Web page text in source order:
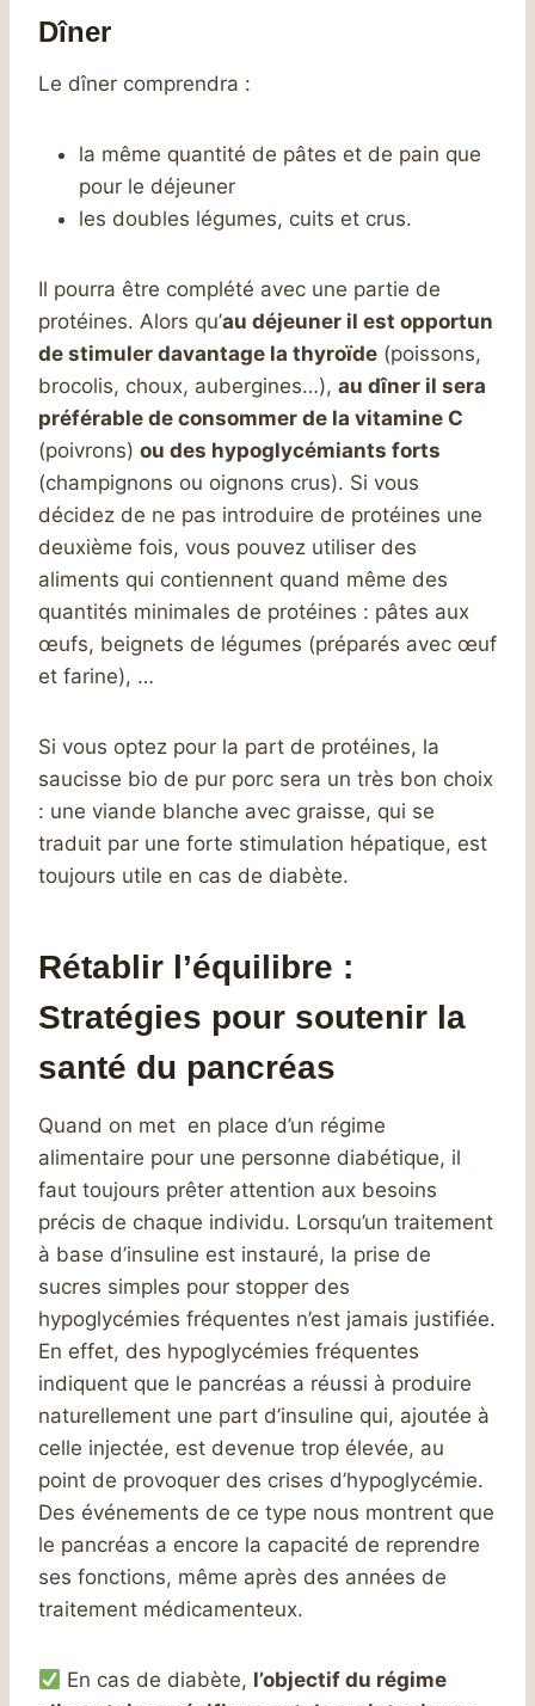
Dîner
Le dîner comprendra :
la même quantité de pâtes et de pain que
pour le déjeuner
les doubles légumes, cuits et crus.
Il pourra être complété avec une partie de
protéines. Alors qu’au déjeuner il est opportun
de stimuler davantage la thyroïde (poissons,
brocolis, choux, aubergines…), au dîner il sera
préférable de consommer de la vitamine C
(poivrons) ou des hypoglycémiants forts
(champignons ou oignons crus). Si vous
décidez de ne pas introduire de protéines une
deuxième fois, vous pouvez utiliser des
aliments qui contiennent quand même des
quantités minimales de protéines : pâtes aux
œufs, beignets de légumes (préparés avec œuf
et farine), …
Si vous optez pour la part de protéines, la
saucisse bio de pur porc sera un très bon choix
: une viande blanche avec graisse, qui se
traduit par une forte stimulation hépatique, est
toujours utile en cas de diabète.
Rétablir l’équilibre :
Stratégies pour soutenir la
santé du pancréas
Quand on met en place d’un régime
alimentaire pour une personne diabétique, il
faut toujours prêter attention aux besoins
précis de chaque individu. Lorsqu’un traitement
à base d’insuline est instauré, la prise de
sucres simples pour stopper des
hypoglycémies fréquentes n’est jamais justifiée.
En effet, des hypoglycémies fréquentes
indiquent que le pancréas a réussi à produire
naturellement une part d’insuline qui, ajoutée à
celle injectée, est devenue trop élevée, au
point de provoquer des crises d’hypoglycémie.
Des événements de ce type nous montrent que
le pancréas a encore la capacité de reprendre
ses fonctions, même après des années de
traitement médicamenteux.
En cas de diabète, l’objectif du régime